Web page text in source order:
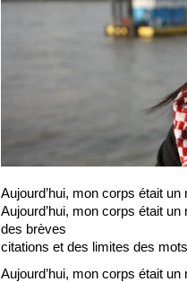
Aujourd’hui, mon corps était
Aujourd’hui, mon corps était
des brèves
citations et des limites des
Aujourd’hui, mon corps était